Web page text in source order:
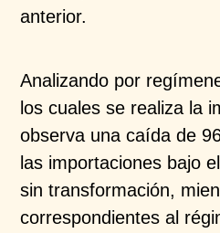
anterior.​
Analizando por
los cuales se realiza la
observa una caída de
las importaciones bajo
sin transformación,
correspondientes al